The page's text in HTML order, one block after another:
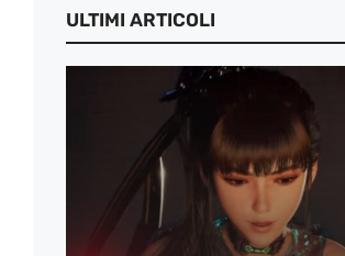
ULTIMI ARTICOLI